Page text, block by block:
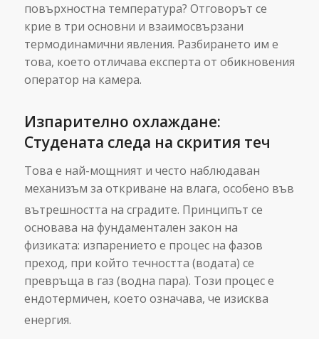
повърхностна температура? Отговорът се
крие в три основни и взаимосвързани
термодинамични явления. Разбирането им е
това, което отличава експерта от обикновения
оператор на камера.
Изпарително охлаждане:
Студената следа на скрития теч
Това е най-мощният и често наблюдаван
механизъм за откриване на влага, особено във
вътрешността на сградите. Принципът се
основава на фундаментален закон на
физиката: изпарението е процес на фазов
преход, при който течността (водата) се
превръща в газ (водна пара). Този процес е
ендотермичен, което означава, че изисква
енергия.